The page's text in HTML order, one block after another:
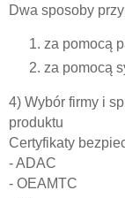
Dwa sposoby
za pomocą
za pomocą
4) Wybór firmy i
produktu
Certyfikaty
- ADAC
- OEAMTC